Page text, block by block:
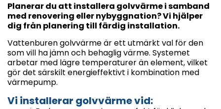
Planerar du att installera golvvärme i samband
med renovering eller nybyggnation? Vi hjälper
dig från planering till färdig installation.
Vattenburen golvvärme är ett utmärkt val för den
som vill ha jämn och behaglig värme. Systemet
arbetar med lägre temperaturer än element, vilket
gör det särskilt energieffektivt i kombination med
värmepump.
Vi installerar golvvärme vid: